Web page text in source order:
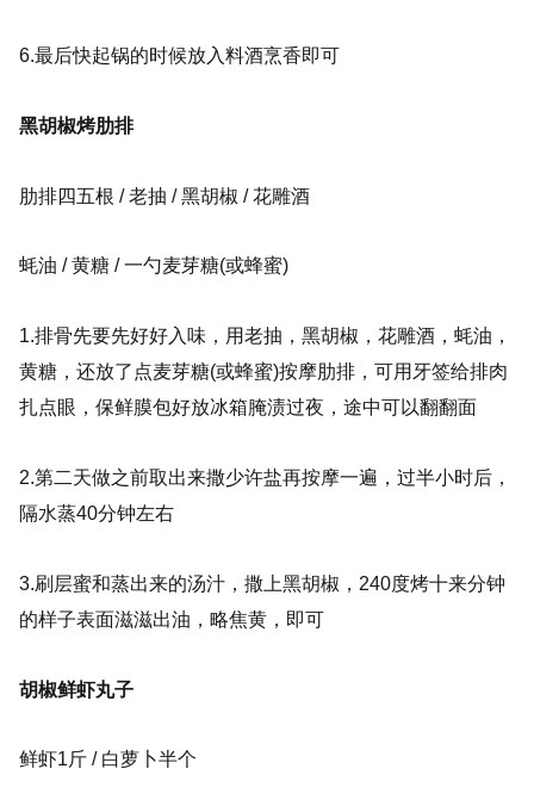
6.最后快起锅的时候放入料酒烹香即可
黑胡椒烤肋排
肋排四五根 / 老抽 / 黑胡椒 / 花雕酒
蚝油 / 黄糖 / 一勺麦芽糖(或蜂蜜)
1.排骨先要先好好入味，用老抽，黑胡椒，花雕酒，蚝油，
黄糖，还放了点麦芽糖(或蜂蜜)按摩肋排，可用牙签给排肉
扎点眼，保鲜膜包好放冰箱腌渍过夜，途中可以翻翻面
2.第二天做之前取出来撒少许盐再按摩一遍，过半小时后，
隔水蒸40分钟左右
3.刷层蜜和蒸出来的汤汁，撒上黑胡椒，240度烤十来分钟
的样子表面滋滋出油，略焦黄，即可
胡椒鲜虾丸子
鲜虾1斤 / 白萝卜半个